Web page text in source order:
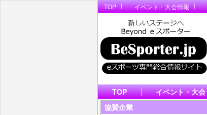
TOP イベント・大会情報
TOP イベント・大会
協賛企業